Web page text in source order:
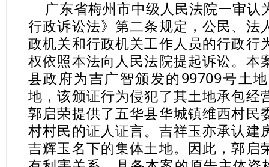
广东省梅州市中级人民法院一审认
行政诉讼法》第二条规定，公民、法
政机关和行政机关工作人员的行政行
权依照本法向人民法院提起诉讼。本
县政府为吉广智颁发的99709号土
地，该颁证行为侵犯了其土地承包经
郭启荣提供了五华县华城镇维西村民
村村民的证人证言。吉祥玉亦承认建
吉辉玉名下的集体土地。因此，郭启